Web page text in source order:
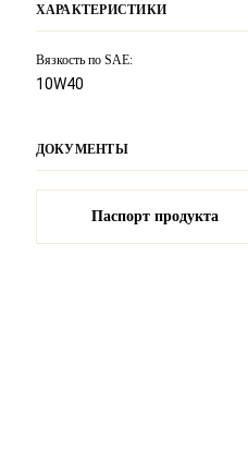
ХАРАКТЕРИСТИКИ
Вязкость по SAE:
10W40
ДОКУМЕНТЫ
Паспорт продукта